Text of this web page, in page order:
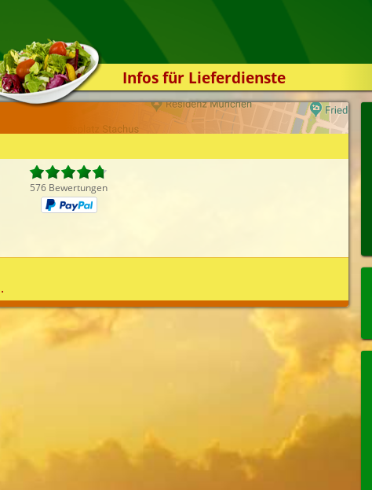
Infos für Lieferdienste
Kassensystem
Zuverlässigkeit
Styles
576 Bewertungen